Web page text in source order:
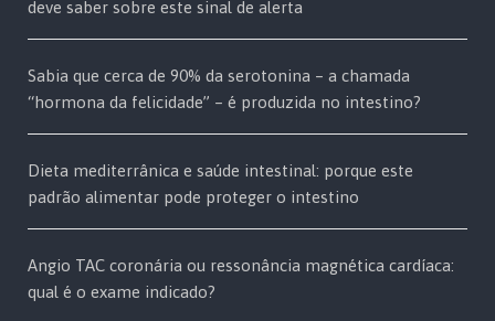
deve saber sobre este sinal de alerta
Sabia que cerca de 90% da serotonina – a chamada
“hormona da felicidade” – é produzida no intestino?
Dieta mediterrânica e saúde intestinal: porque este
padrão alimentar pode proteger o intestino
Angio TAC coronária ou ressonância magnética cardíaca:
qual é o exame indicado?